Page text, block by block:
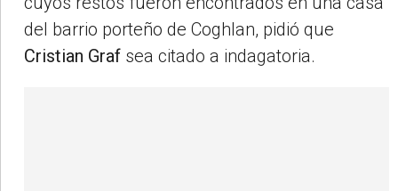
del barrio porteño de Coghlan, pidió que
Cristian Graf sea citado a indagatoria.